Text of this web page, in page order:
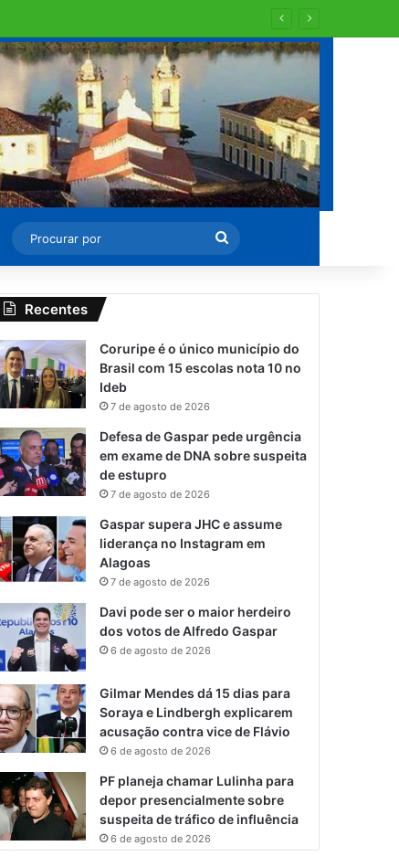
Procurar
por
Recentes
Coruripe é o único município do
Brasil com 15 escolas nota 10 no
Ideb
7 de agosto de 2026
Defesa de Gaspar pede urgência
em exame de DNA sobre suspeita
de estupro
7 de agosto de 2026
Gaspar supera JHC e assume
liderança no Instagram em
Alagoas
7 de agosto de 2026
Davi pode ser o maior herdeiro
dos votos de Alfredo Gaspar
6 de agosto de 2026
Gilmar Mendes dá 15 dias para
Soraya e Lindbergh explicarem
acusação contra vice de Flávio
6 de agosto de 2026
PF planeja chamar Lulinha para
depor presencialmente sobre
suspeita de tráfico de influência
6 de agosto de 2026